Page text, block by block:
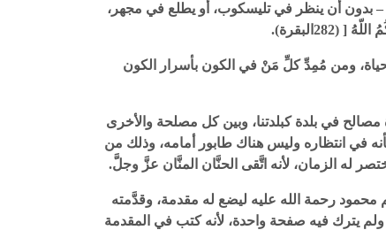
– بدون أن ينظر في تليسكوب، أو يطلع في مجهر،
ومن مُمِدِّ كلِّ مَنْ في الكون بأسرار الكون
مصالح في بلدة كبلدتنا، وبين كل مصلحة والأخرى
في انتظاره وليس هناك طابور أمامه، وذلك من
له الزمان، لأنه اتَّقى الحنَّان المنَّان عزَّ وجلَّ.
محمود رحمة الله عليه ليضع له مقدمة، وقدَّمته
ولم يترك فيه صفحة واحدة، لأنه كتب في المقدمة